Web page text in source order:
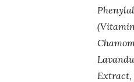
Extract,